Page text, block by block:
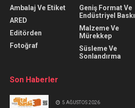
Ambalaj Ve Etiket
ARED
Editörden
Fotoğraf
Geniş Format Ve
Endüstriyel Baskı
Malzeme Ve
Mürekkep
Süsleme Ve
Sonlandırma
Son Haberler
5 AĞUSTOS 2026